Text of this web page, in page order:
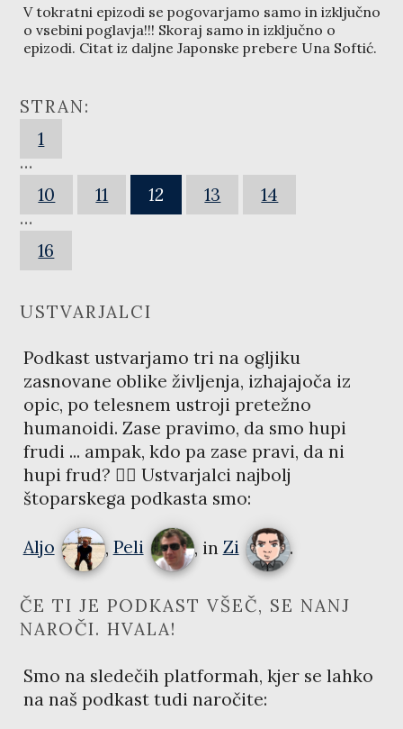
V tokratni epizodi se pogovarjamo samo in izključno
o vsebini poglavja!!! Skoraj samo in izključno o
epizodi. Citat iz daljne Japonske prebere Una Softić.
STRAN:
1
…
10
11 12 13
14
…
16
USTVARJALCI
Podkast ustvarjamo tri na ogljiku
zasnovane oblike življenja, izhajajoča iz
opic, po telesnem ustroji pretežno
humanoidi. Zase pravimo, da smo hupi
frudi ... ampak, kdo pa zase pravi, da ni
hupi frud? 🤷‍♂️ Ustvarjalci najbolj
štoparskega podkasta smo:
Aljo @kozli42
, Peli , in Zi .
ČE TI JE PODKAST VŠEČ, SE NANJ
NAROČI. HVALA!
Smo na sledečih platformah, kjer se lahko
na naš podkast tudi naročite: